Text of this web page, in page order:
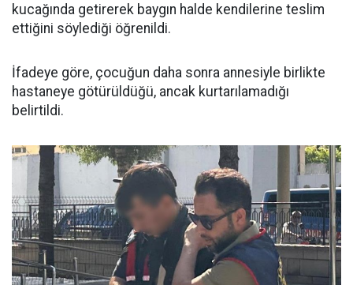
kucağında getirerek baygın halde kendilerine teslim
ettiğini söylediği öğrenildi.
İfadeye göre, çocuğun daha sonra annesiyle birlikte
hastaneye götürüldüğü, ancak kurtarılamadığı
belirtildi.